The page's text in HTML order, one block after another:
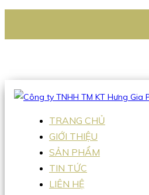
Hotline:0938 336 079
TRANG CHỦ
GIỚI THIỆU
SẢN PHẨM
TIN TỨC
LIÊN HỆ